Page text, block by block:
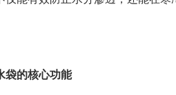
袋的核心功能